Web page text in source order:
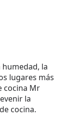
la
lugares más
cocina Mr
la
cocina.